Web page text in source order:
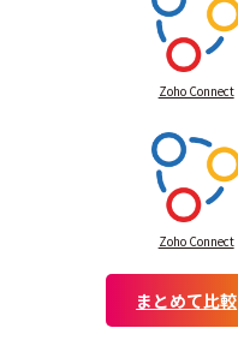
Zoho Connect
Zoho Connect
まとめて比較